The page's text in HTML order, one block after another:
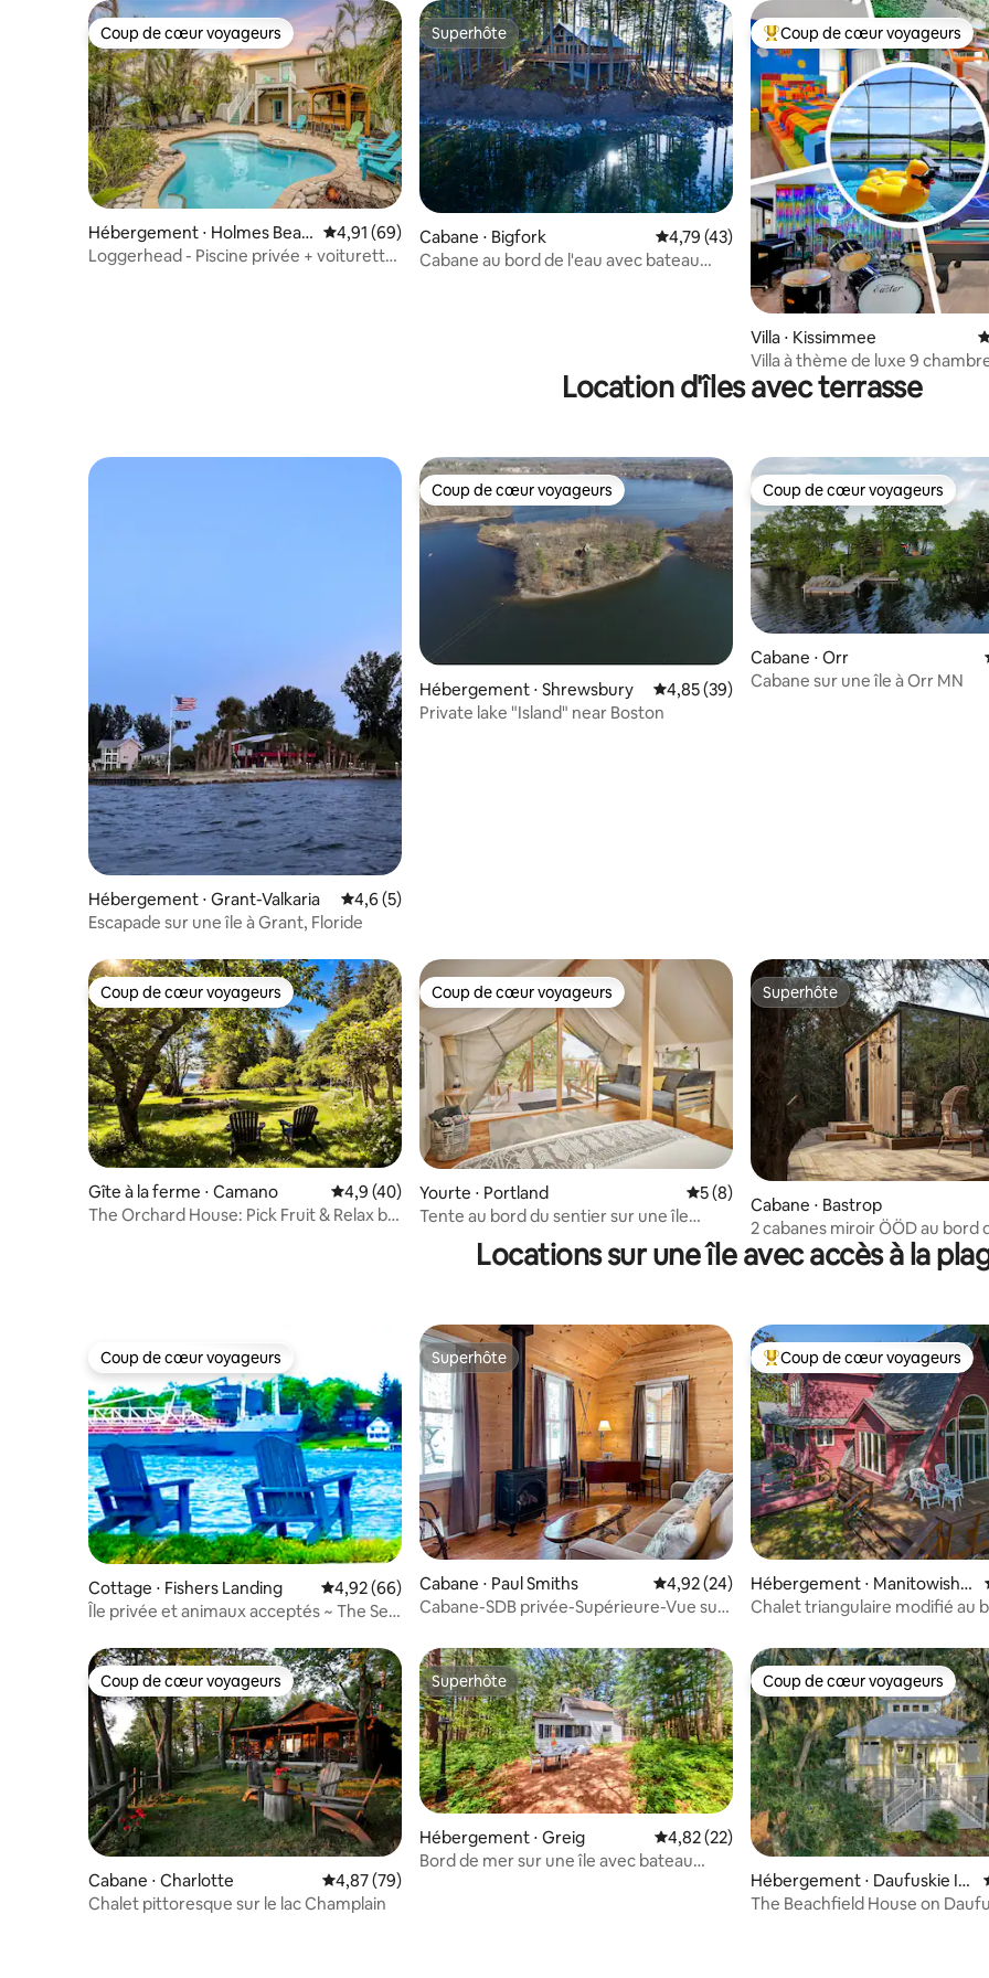
Coup de cœur voyageurs
Coup de cœur voyageurs
Hébergement ⋅ Holmes Beac
h
Évaluation moyenne sur la base de 69 commentaires : 4,91 sur 5
4,91 (69)
Loggerhead - Piscine privée + voiturette
Superhôte
Superhôte
Cabane ⋅ Bigfork Évaluation moyenne sur la base de 43
4,79 (43)
Cabane au bord de l'eau avec bateau
Coups de cœur voyageurs les
Coup de cœur voyageurs
Villa ⋅ Kissimmee
Villa à thème de luxe 9
Proche de Disney
Location d'îles avec terrasse
Hébergement ⋅ Grant-Valkaria Évaluation moyenne sur la base de 5 commentaires : 4,6 sur 5
4,6 (5)
Escapade sur une île à Grant, Floride
Coup de cœur voyageurs
Coup de cœur voyageurs
Hébergement ⋅ Shrewsbury Évaluation moyenne sur la base de 39
4,85 (39)
Private lake "Island" near Boston
Coup de cœur voyageurs
Coup de cœur voyageurs
Cabane ⋅ Orr
Cabane sur une île à Orr MN
Coup de cœur voyageurs
Coup de cœur voyageurs
Gîte à la ferme ⋅ Camano Évaluation moyenne sur la base de 40 commentaires : 4,9 sur 5
4,9 (40)
The Orchard House: Pick Fruit & Relax by
Coup de cœur voyageurs
Coup de cœur voyageurs
Yourte ⋅ Portland Évaluation moyenne sur la base de 8
5 (8)
Tente au bord du sentier sur une île
privée avec fort historique
Superhôte
Superhôte
Cabane ⋅ Bastrop
2 cabanes miroir ÖÖD au bord
Locations sur une île avec accès à la
Coup de cœur voyageurs
Coup de cœur voyageurs
Cottage ⋅ Fishers Landing Évaluation moyenne sur la base de 66 commentaires : 4,92 sur 5
4,92 (66)
Île privée et animaux acceptés ~ The Sea
Superhôte
Superhôte
Cabane ⋅ Paul Smiths Évaluation moyenne sur la base de 24
4,92 (24)
Cabane-SDB privée-Supérieure-Vue sur
Coups de cœur voyageurs les
Coup de cœur voyageurs
Hébergement ⋅ Manitowish
Waters
Chalet triangulaire modifié au
Coup de cœur voyageurs
Coup de cœur voyageurs
Cabane ⋅ Charlotte Évaluation moyenne sur la base de 79 commentaires : 4,87 sur 5
4,87 (79)
Chalet pittoresque sur le lac Champlain
Superhôte
Superhôte
Hébergement ⋅ Greig Évaluation moyenne sur la base de 22
4,82 (22)
Bord de mer sur une île avec bateau
Coup de cœur voyageurs
Coup de cœur voyageurs
Hébergement ⋅ Daufuskie Isl
and
The Beachfield House on